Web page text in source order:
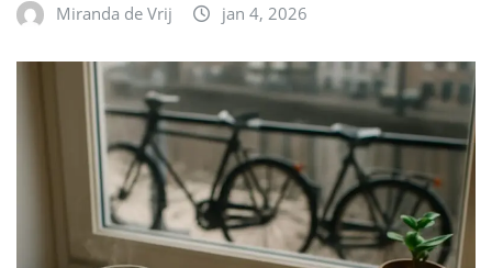
Miranda de Vrij jan 4, 2026